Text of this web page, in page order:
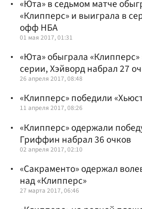
«Юта» в седьмом матче
«Клипперс» и выиграла в
офф НБА
01 мая 2017, 01:31
«Юта» обыграла
серии, Хэйворд набрал 27
26 апреля 2017, 08:48
«Клипперс» победили
11 апреля 2017, 08:26
«Клипперс» одержали
Гриффин набрал 36 очков
02 апреля 2017, 02:10
«Сакраменто» одержал
над «Клипперс»
27 марта 2017, 06:46